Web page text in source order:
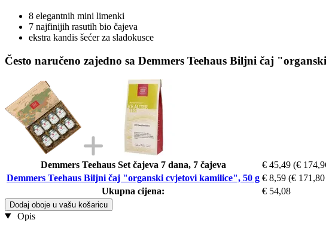
8 elegantnih mini limenki
7 najfinijih rasutih bio čajeva
ekstra kandis šećer za sladokusce
Često naručeno zajedno sa Demmers Teehaus Biljni čaj
Demmers Teehaus Set čajeva 7 dana, 7 čajeva € 45,49 (€
Demmers Teehaus Biljni čaj "organski cvjetovi kamilice", 50 g € 8,59 (€
Ukupna cijena:
€ 54,08
Dodaj oboje u vašu košaricu
Opis